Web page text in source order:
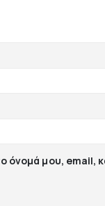
όνομά μου, email,